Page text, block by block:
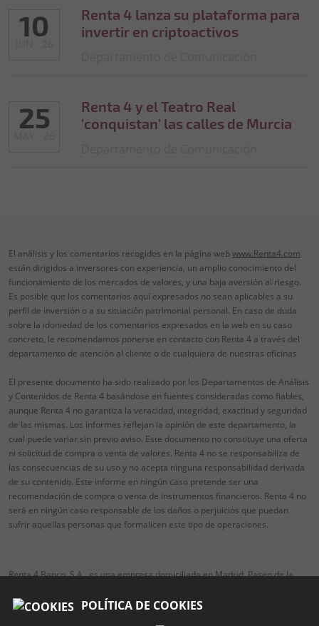
POLÍTICA DE COOKIES
10
Renta 4 lanza su plataforma para
invertir en criptoactivos
25
Renta 4 y el Teatro Real
'conquistan' las calles de Murcia
El análisis y los comentarios recogidos en la página webwww.Renta4.com
están dirigidos a inversores con experiencia, un amplio conocimiento del
funcionamiento de los mercados de valores, y una baja aversión al riesgo.
Es posible que los comentarios aquí expresados no sean aplicables a su
perfil de inversión o a su situación patrimonial personal. En caso de duda
sobre la idoniedad de los comentarios expresados en la web en su caso
concreto, le recomendamos ponerse en contacto con Renta 4 a través del
departamento de atención al cliente o de cualquiera de nuestras oficinas
El presente documento ha sido realizado por los Departamentos de Análisis
y Contenidos de Renta 4 basándose en fuentes consideradas como fiables,
aunque Renta 4 no garantiza la veracidad, integridad, exactitud y seguridad
de las mismas. Los informes reflejan la opinión de este departamento, la
cual puede variar sin previo aviso. Este documento no constituye una oferta
ni solicitud de compra o venta de valores. Renta 4 no se responsabiliza de
las consecuencias de su uso y no acepta ninguna responsabilidad derivada
de su contenido. Este informe en ningún caso pretende ser una
recomendación de compra o venta de instrumentos financieros. Renta 4 no
será en ningún caso responsable de los daños o perjuicios que puedan
sufrir aquellas personas que formalicen este tipo de operaciones.
Renta 4 Banco, S.A., es una empresa domiciliada en Madrid, Paseo de la
Es una entidad regulada y supervisada por el Banco de España (BdE) y por